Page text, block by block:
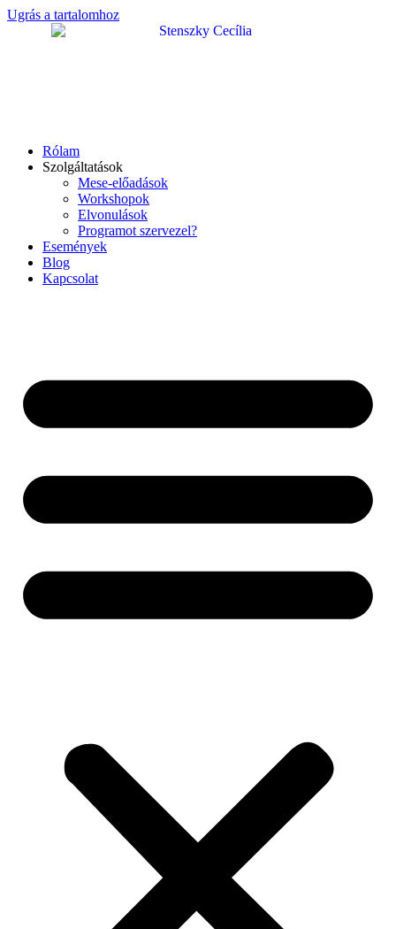
Ugrás a tartalomhoz
Rólam
Szolgáltatások
Mese-előadások
Workshopok
Elvonulások
Programot szervezel?
Események
Blog
Kapcsolat